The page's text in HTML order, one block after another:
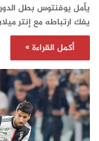
يأمل يوفنتوس بطل
يفك ارتباطه مع إنتر
أكمل القراءة »